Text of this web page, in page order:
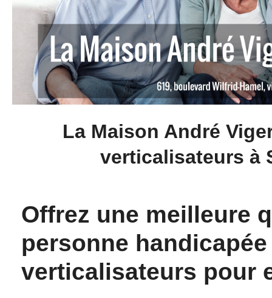
La Maison André
verticalisateurs à
Offrez une meilleure
personne
verticalisateurs pour